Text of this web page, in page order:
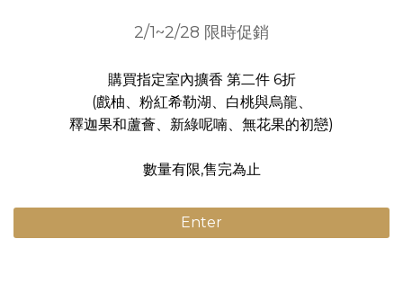
2/1~2/28 限時促銷
購買指定室內擴香 第二件 6折
(戲柚、粉紅希勒湖、白桃與烏龍、
釋迦果和蘆薈、新綠呢喃、無花果的初戀)
數量有限,售完為止
Enter